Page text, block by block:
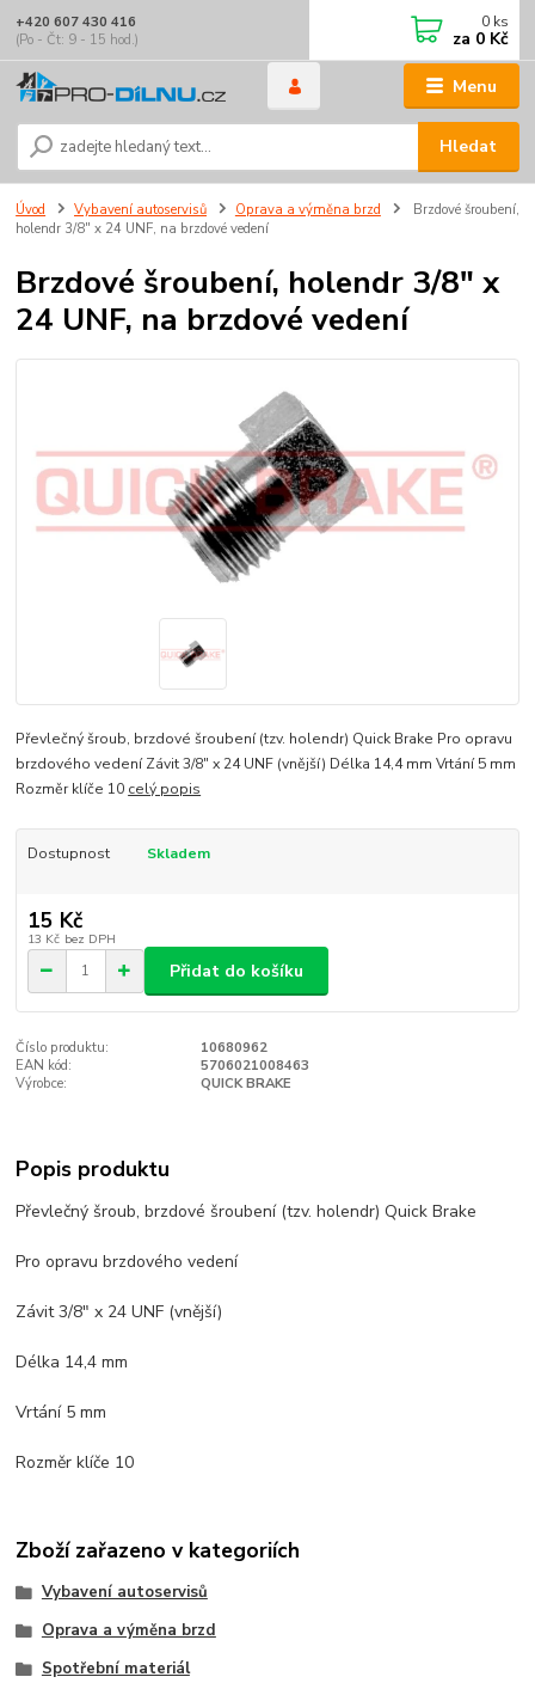
Menu
Hledat
+420 607 430 416
(Po - Čt: 9 - 15 hod.)
0 ks
za 0 Kč
Úvod Vybavení autoservisů Oprava a výměna brzd
Brzdové šroubení,
holendr 3/8" x 24 UNF, na brzdové vedení
Brzdové šroubení, holendr 3/8" x
24 UNF, na brzdové vedení
Převlečný šroub, brzdové šroubení (tzv. holendr) Quick Brake Pro opravu
brzdového vedení Závit 3/8" x 24 UNF (vnější) Délka 14,4 mm Vrtání 5 mm
Rozměr klíče 10 celý popis
Dostupnost Skladem
15 Kč
13 Kč bez DPH
Přidat do košíku
Číslo produktu:
10680962
EAN kód:
5706021008463
Výrobce:
QUICK BRAKE
Popis produktu
Převlečný šroub, brzdové šroubení (tzv. holendr) Quick Brake
Pro opravu brzdového vedení
Závit 3/8" x 24 UNF (vnější)
Délka 14,4 mm
Vrtání 5 mm
Rozměr klíče 10
Zboží zařazeno v kategoriích
Vybavení autoservisů
Oprava a výměna brzd
Spotřební materiál